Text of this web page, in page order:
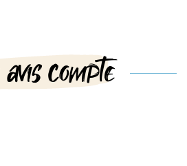
compte